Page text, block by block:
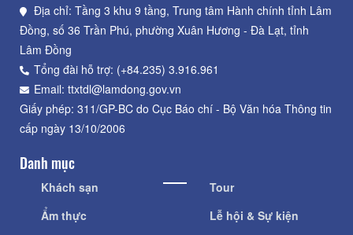
Địa chỉ: Tầng 3 khu 9 tầng, Trung tâm Hành chính tỉnh Lâm
Đồng, số 36 Trần Phú, phường Xuân Hương - Đà Lạt, tỉnh
Lâm Đồng
Tổng đài hỗ trợ: (+84.235) 3.916.961
Email: ttxtdl@lamdong.gov.vn
Giấy phép: 311/GP-BC do Cục Báo chí - Bộ Văn hóa Thông tin
cấp ngày 13/10/2006
Danh mục
Khách sạn
Ẩm thực
Tour
Lễ hội & Sự kiện